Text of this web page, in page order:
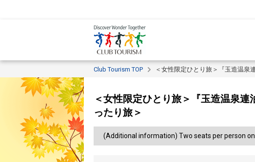
Club Tourism TOP ＜女性限定ひとり旅＞『玉造温泉
＜女性限定ひとり旅＞『玉造温泉
ったり旅＞
(Additional information) Two seats per person